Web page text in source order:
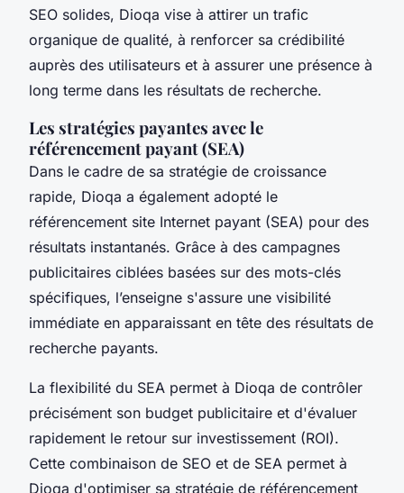
SEO solides, Dioqa vise à attirer un trafic
organique de qualité, à renforcer sa crédibilité
auprès des utilisateurs et à assurer une présence à
long terme dans les résultats de recherche.
Les stratégies payantes avec le
référencement payant (SEA)
Dans le cadre de sa stratégie de croissance
rapide, Dioqa a également adopté le
référencement site Internet payant (SEA) pour des
résultats instantanés. Grâce à des campagnes
publicitaires ciblées basées sur des mots-clés
spécifiques, l’enseigne s'assure une visibilité
immédiate en apparaissant en tête des résultats de
recherche payants.
La flexibilité du SEA permet à Dioqa de contrôler
précisément son budget publicitaire et d'évaluer
rapidement le retour sur investissement (ROI).
Cette combinaison de SEO et de SEA permet à
Dioqa d'optimiser sa stratégie de référencement